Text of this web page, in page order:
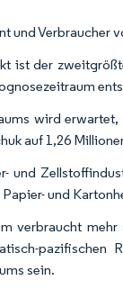
und Verbraucher
ist der
wird
auf 1,26
und
und
verbraucht
sein.